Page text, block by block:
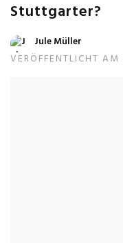
Stuttgarter?
Jule Müller
VERÖFFENTLICHT